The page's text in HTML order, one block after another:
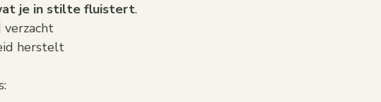
je in stilte fluistert.
herstelt